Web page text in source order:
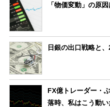
「物価変動」の原
日銀の出口戦略と
FX億トレーダー・
落時、私はこう動い